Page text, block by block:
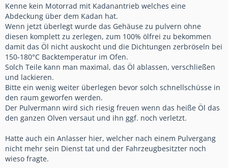
Kenne kein Motorrad mit Kadanantrieb welches eine
Abdeckung über dem Kadan hat.
Wenn jetzt überlegt wurde das Gehäuse zu pulvern ohne
diesen komplett zu zerlegen, zum 100% ölfrei zu bekommen
damit das Öl nicht auskocht und die Dichtungen zerbröseln bei
150-180°C Backtemperatur im Ofen.
Solch Teile kann man maximal, das Öl ablassen, verschließen
und lackieren.
Bitte ein wenig weiter überlegen bevor solch schnellschüsse in
den raum geworfen werden.
Der Pulvermann wird sich riesig freuen wenn das heiße Öl das
den ganzen Olven versaut und ihn ggf. noch verletzt.
Hatte auch ein Anlasser hier, welcher nach einem Pulvergang
nicht mehr sein Dienst tat und der Fahrzeugbesitzter noch
wieso fragte.